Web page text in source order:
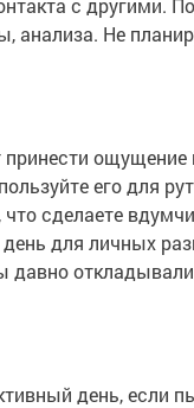
анализа. Не
ощущение
его для
сделаете
для личных
давно откладывали
день, если